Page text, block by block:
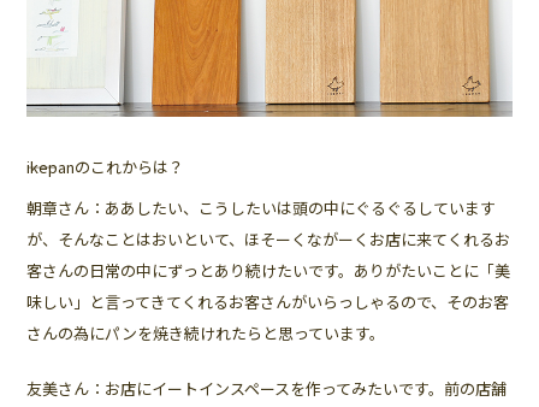
――ikepanのこれからは？
朝章さん：ああしたい、こうしたいは頭の中にぐるぐるしています
が、そんなことはおいといて、ほそーくながーくお店に来てくれるお
客さんの日常の中にずっとあり続けたいです。ありがたいことに「美
味しい」と言ってきてくれるお客さんがいらっしゃるので、そのお客
さんの為にパンを焼き続けれたらと思っています。
友美さん：お店にイートインスペースを作ってみたいです。前の店舗